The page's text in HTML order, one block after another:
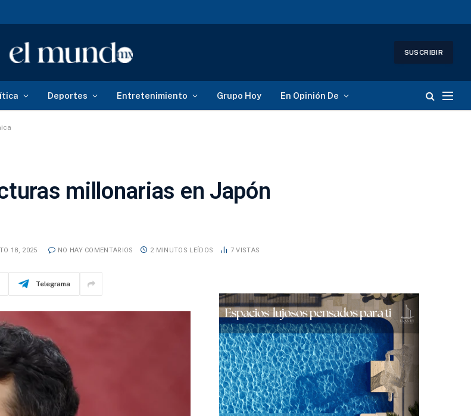
SUSCRIBIR
Deportes Entretenimiento Grupo Hoy En Opinión De
millonarias en Japón
18, 2025 NO HAY COMENTARIOS 2 MINUTOS LEÍDOS 7VISTAS
Telegrama